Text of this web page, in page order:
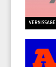
VERNISSAGE